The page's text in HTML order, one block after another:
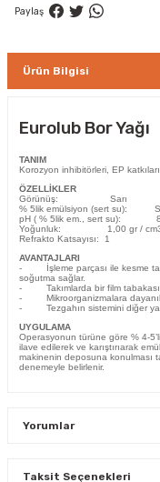
Paylaş
Ürün Bilgisi
Eurolub Bor Yağı
TANIM
Korozyon inhibitörleri, EP
ÖZELLİKLER
Görünüş: Sarı
% 5lik emülsiyon (sert su):
pH ( % 5lik em., sert su):
Yoğunluk: 1,00 gr /
Refrakto Katsayısı: 1
AVANTAJLARI
- İşleme parçası ile kesme
soğutma sağlar.
- Takımlarda bir film tabakası
- Mikroorganizmalara
- Tezgahın sistemini diğer yağ
UYGULAMA
Operasyonun türüne göre % 4-
ilave edilerek ve karıştırıarak
makinenin deposuna konulması
denemeyle belirlenir.
Yorumlar
Taksit Seçenekleri